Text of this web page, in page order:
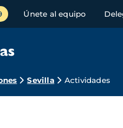
Únete al equipo
Sevilla Actividades